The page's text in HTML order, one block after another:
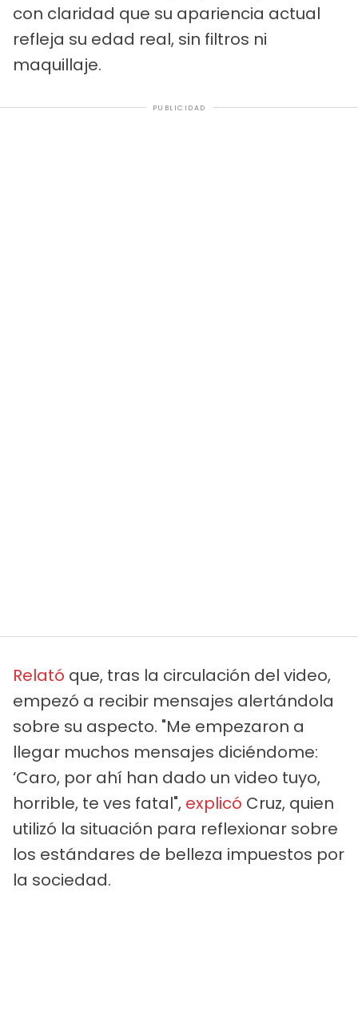
con claridad que su apariencia actual
refleja su edad real, sin filtros ni
maquillaje.
PUBLICIDAD
Relató que, tras la circulación del video,
empezó a recibir mensajes alertándola
sobre su aspecto. "Me empezaron a
llegar muchos mensajes diciéndome:
‘Caro, por ahí han dado un video tuyo,
horrible, te ves fatal", explicó Cruz, quien
utilizó la situación para reflexionar sobre
los estándares de belleza impuestos por
la sociedad.